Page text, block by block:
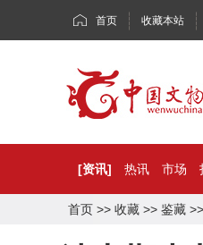
首页 收藏本站
[资讯] 热讯 市场
首页 >> 收藏 >> 鉴藏 >>